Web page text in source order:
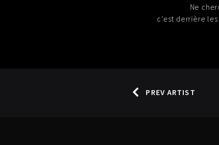
Ne
c’est derrière
PREV ARTIST